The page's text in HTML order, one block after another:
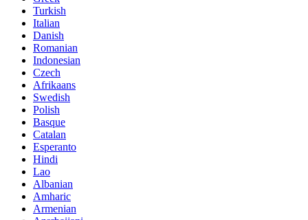
Turkish
Italian
Danish
Romanian
Indonesian
Czech
Afrikaans
Swedish
Polish
Basque
Catalan
Esperanto
Hindi
Lao
Albanian
Amharic
Armenian